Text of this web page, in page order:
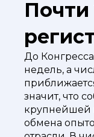
Почти
До Конгресса
недель, а
значит, что
крупнейшей
обмена